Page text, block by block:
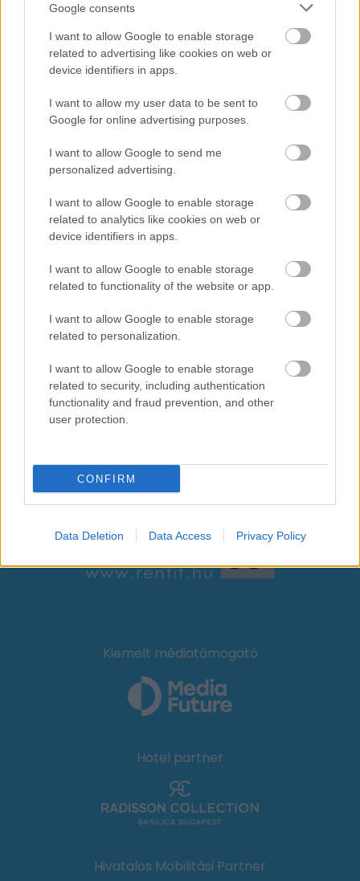
Google consents
I want to allow Google to enable storage
related to advertising like cookies on web or
device identifiers in apps.
I want to allow my user data to be sent to
Google for online advertising purposes.
I want to allow Google to send me
personalized advertising.
I want to allow Google to enable storage
related to analytics like cookies on web or
device identifiers in apps.
I want to allow Google to enable storage
related to functionality of the website or app.
I want to allow Google to enable storage
related to personalization.
I want to allow Google to enable storage
related to security, including authentication
functionality and fraud prevention, and other
user protection.
CONFIRM
Data Deletion Data Access Privacy Policy
Ezüst támogató
Kiemelt együttműködő partner
Kiemelt szakmai partner
Kiemelt médiatámogató
Hotel partner
Hivatalos Mobilitási Partner